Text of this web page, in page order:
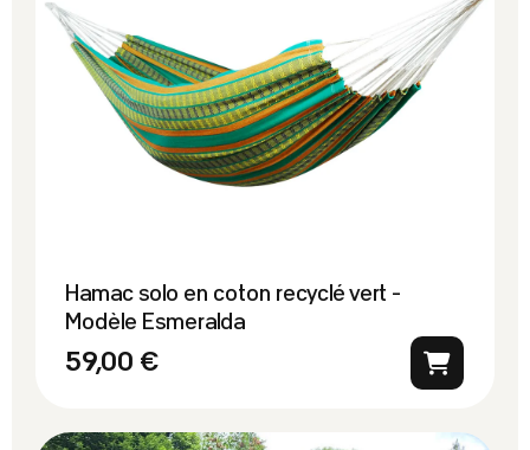
Hamac solo en coton recyclé vert -
Modèle Esmeralda
59,00 €